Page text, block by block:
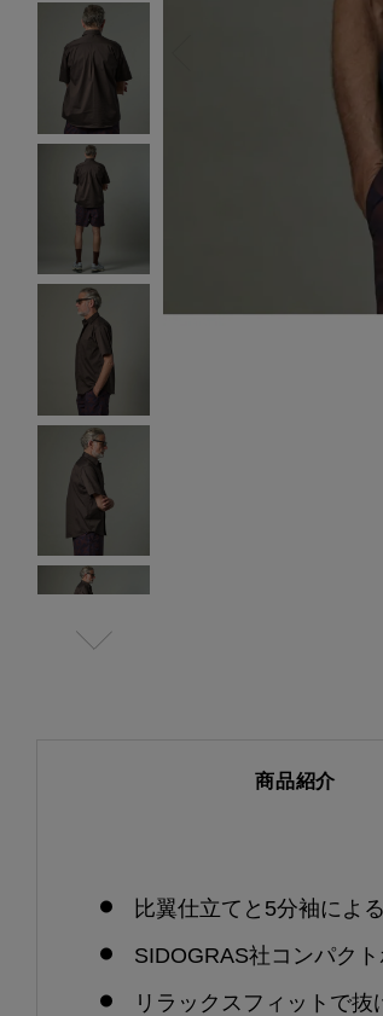
商品紹介
比翼仕立てと5分袖によ
SIDOGRAS社コンパク
リラックスフィットで